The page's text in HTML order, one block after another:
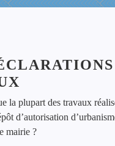
la plupart des travaux
d’autorisation
mairie ?